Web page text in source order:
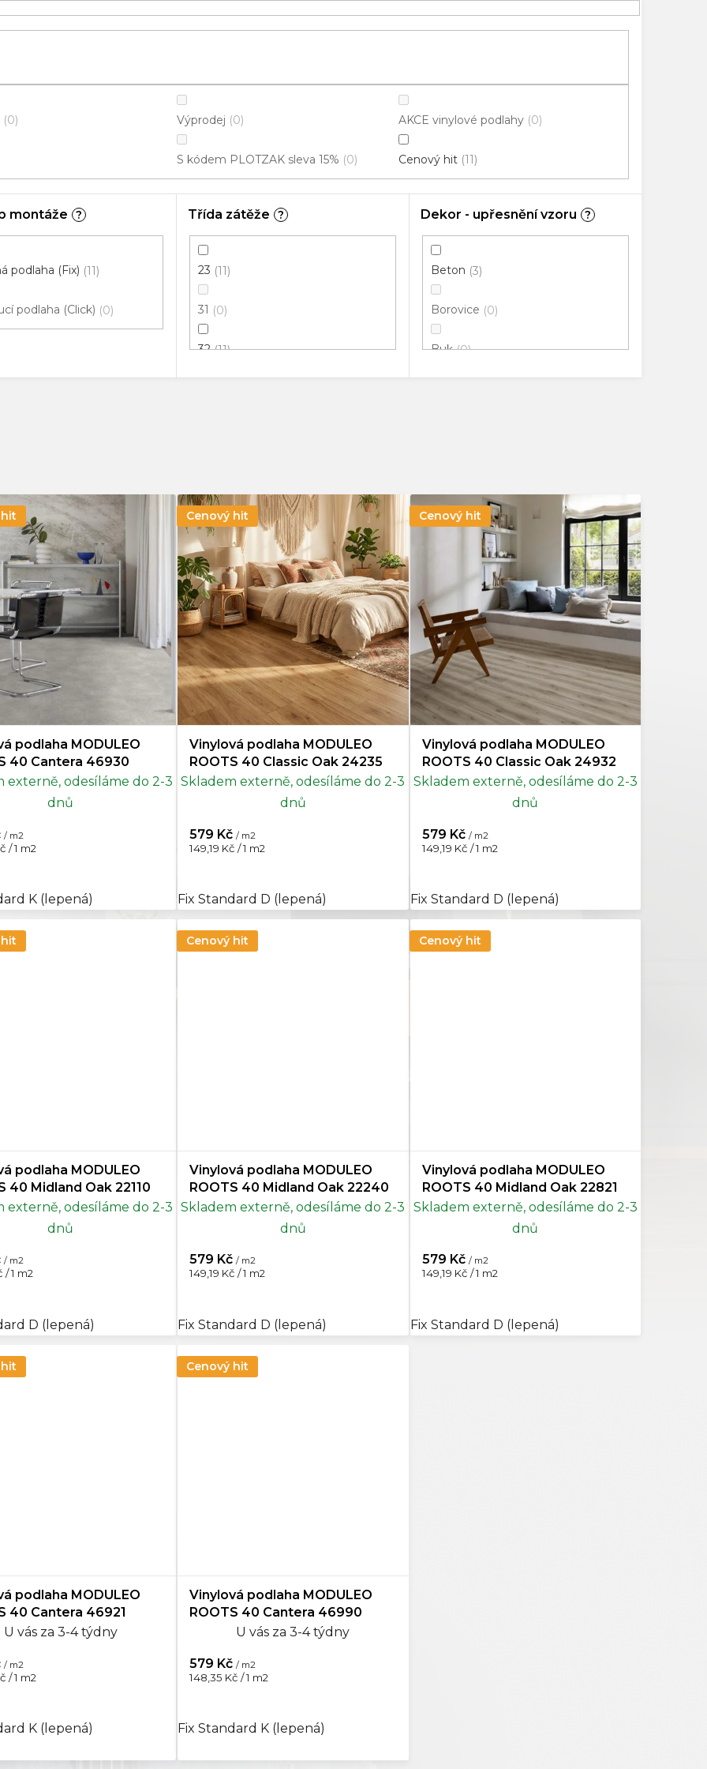
0 Výprodej 0 AKCE vinylové podlahy 0
S kódem PLOTZAK sleva 15% 0 Cenový hit 11
montáže ?
podlaha (Fix) 11
podlaha (Click) 0
Třída zátěže ?
23 11
31 0
32 11
42 0
43 0
Dekor - upřesnění vzoru ?
Beton 3
Borovice 0
Buk 0
Jilm 0
0
Kaštan 0
Ořech 0
Dlažba 0
Rybí kost 0
Mramor 0
Topol 0
podlaha MODULEO
40 Cantera 46930
externě, odesíláme do 2-3
dnů
/ m2
/ 1 m2
K (lepená)
Cenový hit
Vinylová podlaha MODULEO
ROOTS 40 Classic Oak 24235
Skladem externě, odesíláme do 2-3
dnů
579 Kč / m2
Měrná
149,19 Kč / 1 m2
Fix Standard D (lepená)
Cenový hit
Vinylová podlaha MODULEO
ROOTS 40 Classic Oak 24932
Skladem externě, odesíláme do 2-3
dnů
579 Kč / m2
Měrná
149,19 Kč / 1 m2
Fix Standard D (lepená)
podlaha MODULEO
40 Midland Oak 22110
externě, odesíláme do 2-3
dnů
/ m2
/ 1 m2
D (lepená)
Cenový hit
Vinylová podlaha MODULEO
ROOTS 40 Midland Oak 22240
Skladem externě, odesíláme do 2-3
dnů
579 Kč / m2
Měrná
149,19 Kč / 1 m2
Fix Standard D (lepená)
Cenový hit
Vinylová podlaha MODULEO
ROOTS 40 Midland Oak 22821
Skladem externě, odesíláme do 2-3
dnů
579 Kč / m2
Měrná
149,19 Kč / 1 m2
Fix Standard D (lepená)
podlaha MODULEO
40 Cantera 46921
U vás za 3-4 týdny
/ m2
/ 1 m2
K (lepená)
Cenový hit
Vinylová podlaha MODULEO
ROOTS 40 Cantera 46990
U vás za 3-4 týdny
579 Kč / m2
Měrná
148,35 Kč / 1 m2
Fix Standard K (lepená)